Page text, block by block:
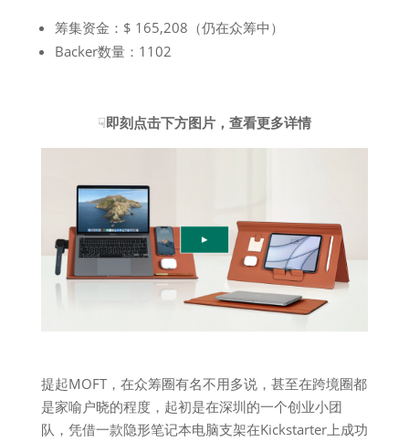
筹集资金：$ 165,208（仍在众筹中）
Backer数量：1102
☟即刻点击下方图片，查看更多详情
提起MOFT，在众筹圈有名不用多说，甚至在跨境圈都
是家喻户晓的程度，起初是在深圳的一个创业小团
队，凭借一款隐形笔记本电脑支架在Kickstarter上成功